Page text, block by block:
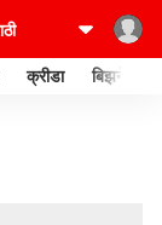
क्रीडा बिझनेस